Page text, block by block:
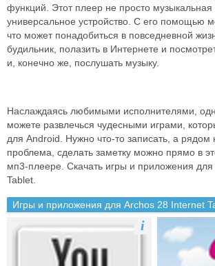
функций. Этот плеер не просто музыкальная
универсальное устройство. С его помощью
что может понадобиться в повседневной
будильник, полазить в Интернете и
и, конечно же, послушать музыку.
Наслаждаясь любимыми исполнителями,
можете развлечься чудесными играми,
для Android. Нужно что-то записать, а рядом
проблема, сделать заметку можно прямо в
мп3-плеере. Скачать игры и приложения
Tablet.
Игры и приложения для Archos 28 Internet
i